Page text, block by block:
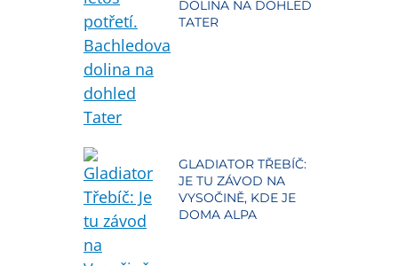
DOLINA NA DOHLED
TATER
GLADIATOR TŘEBÍČ:
JE TU ZÁVOD NA
VYSOČINĚ, KDE JE
DOMA ALPA